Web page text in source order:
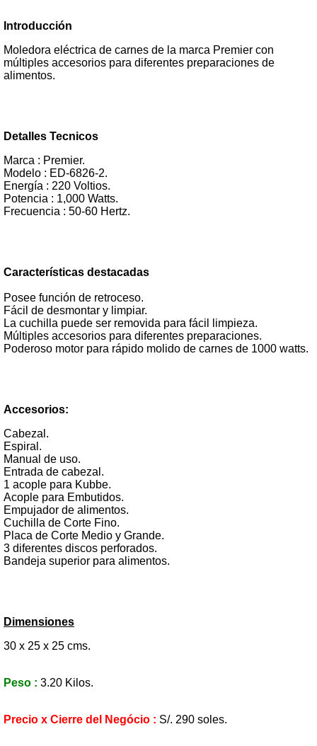
Introducción
Moledora eléctrica de carnes de la marca Premier con
múltiples accesorios para diferentes preparaciones de
alimentos.
Detalles Tecnicos
Marca : Premier.
Modelo : ED-6826-2.
Energía : 220 Voltios.
Potencia : 1,000 Watts.
Frecuencia : 50-60 Hertz.
Características destacadas
Posee función de retroceso.
Fácil de desmontar y limpiar.
La cuchilla puede ser removida para fácil limpieza.
Múltiples accesorios para diferentes preparaciones.
Poderoso motor para rápido molido de carnes de 1000 watts.
Accesorios:
Cabezal.
Espiral.
Manual de uso.
Entrada de cabezal.
1 acople para Kubbe.
Acople para Embutidos.
Empujador de alimentos.
Cuchilla de Corte Fino.
Placa de Corte Medio y Grande.
3 diferentes discos perforados.
Bandeja superior para alimentos.
Dimensiones
30 x 25 x 25 cms.
Peso : 3.20 Kilos.
Precio x Cierre del Negócio : S/. 290 soles.